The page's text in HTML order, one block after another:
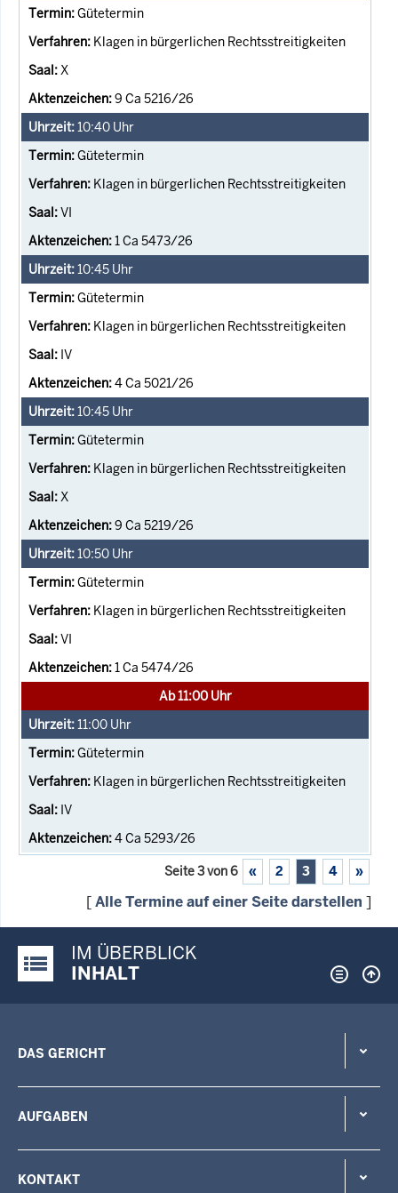
Gütetermin
Klagen in bürgerlichen Rechtsstreitigkeiten
X
9 Ca 5216/26
10:40 Uhr
Gütetermin
Klagen in bürgerlichen Rechtsstreitigkeiten
VI
1 Ca 5473/26
10:45 Uhr
Gütetermin
Klagen in bürgerlichen Rechtsstreitigkeiten
IV
4 Ca 5021/26
10:45 Uhr
Gütetermin
Klagen in bürgerlichen Rechtsstreitigkeiten
X
9 Ca 5219/26
10:50 Uhr
Gütetermin
Klagen in bürgerlichen Rechtsstreitigkeiten
VI
1 Ca 5474/26
Ab 11:00 Uhr
11:00 Uhr
Gütetermin
Klagen in bürgerlichen Rechtsstreitigkeiten
IV
4 Ca 5293/26
Seite 3 von 6 « 2 3 4 »
[Alle Termine auf einer Seite darstellen ]
Justiz-Portal im Überblick:
IM ÜBERBLICK
INHALT
DAS GERICHT
AUFGABEN
KONTAKT